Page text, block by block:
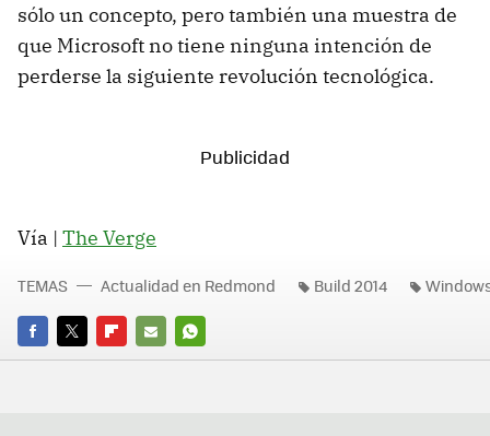
sólo un concepto, pero también una muestra de
que Microsoft no tiene ninguna intención de
perderse la siguiente revolución tecnológica.
Vía | The Verge
FACEBOOK
TWITTERFLIPBOARD
E-
WHATSAPP
TEMAS Actualidad en Redmond Build 2014